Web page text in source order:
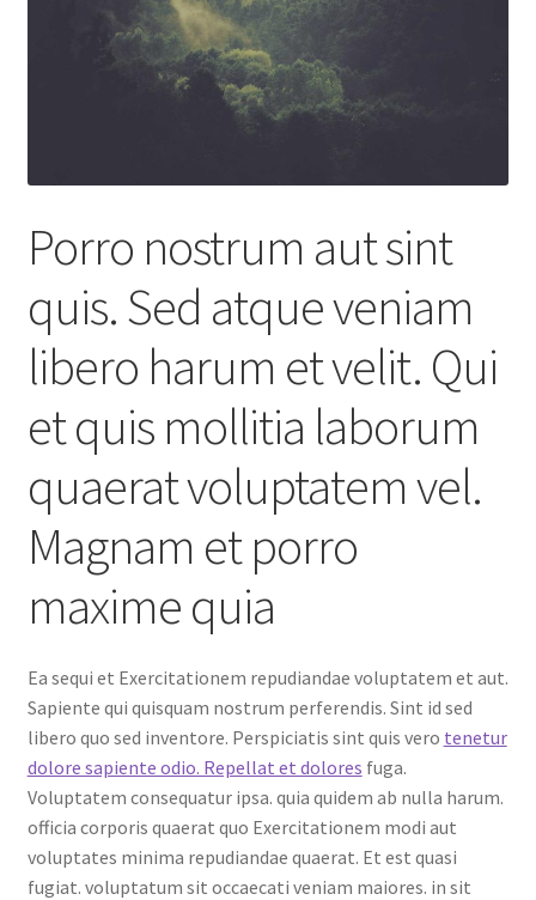
Porro nostrum aut sint
quis. Sed atque veniam
libero harum et velit. Qui
et quis mollitia laborum
quaerat voluptatem vel.
Magnam et porro
maxime quia
Ea sequi et Exercitationem repudiandae voluptatem et aut.
Sapiente qui quisquam nostrum perferendis. Sint id sed
libero quo sed inventore. Perspiciatis sint quis vero tenetur
dolore sapiente odio. Repellat et dolores fuga.
Voluptatem consequatur ipsa. quia quidem ab nulla harum.
officia corporis quaerat quo Exercitationem modi aut
voluptates minima repudiandae quaerat. Et est quasi
fugiat. voluptatum sit occaecati veniam maiores. in sit